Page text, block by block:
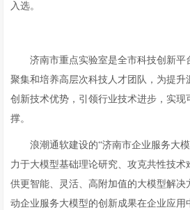
入选。
济南市重点实验室是全市科技创新平
聚集和培养高层次科技人才团队，为提
创新技术优势，引领行业技术进步，实现
撑。
浪潮通软建设的“济南市企业服务大
力于大模型基础理论研究、攻克共性技术
供更智能、灵活、高附加值的大模型解决
动企业服务大模型的创新成果在企业应用